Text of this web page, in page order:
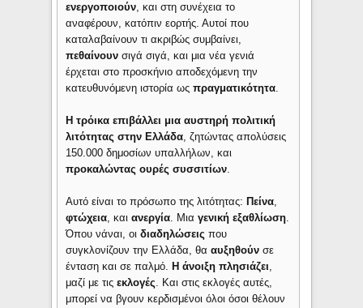
ενεργοποιούν, και στη συνέχεια το
αναφέρουν, κατόπιν εορτής. Αυτοί που
καταλαβαίνουν τι ακριβώς συμβαίνει,
πεθαίνουν σιγά σιγά, και μια νέα γενιά
έρχεται στο προσκήνιο αποδεχόμενη την
κατευθυνόμενη ιστορία ωςπραγματικότητα.
Η τρόικα επιβάλλει μια αυστηρή πολιτική
λιτότητας στην Ελλάδα, ζητώντας απολύσεις
150.000 δημοσίων υπαλλήλων, και
προκαλώντας ουρές συσσιτίων.
Αυτό είναι το πρόσωπο της λιτότητας: Πείνα,
φτώχεια, καιανεργία. Μιαγενική εξαθλίωση.
Όπου νάναι, οιδιαδηλώσειςπου
συγκλονίζουν την Ελλάδα, θααυξηθούνσε
ένταση και σε παλμό. Η άνοιξη πλησιάζει,
μαζί με τιςεκλογές. Και στις εκλογές αυτές,
μπορεί να βγουν κερδισμένοι όλοι όσοι θέλουν